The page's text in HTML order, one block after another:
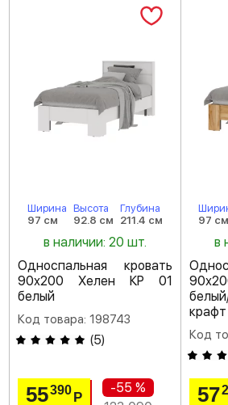
Ширина
97 см
Высота
92.8 см
Глубина
211.4 см
в наличии: 20 шт.
Односпальная кровать
90х200 Хелен КР 01
белый
Код товара: 198743
(5)
55390Р
-55 %
97 см
в
крафт
Код
57